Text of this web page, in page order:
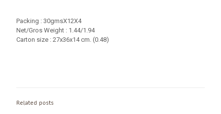
Packing : 30gmsX12X4
Net/Gros Weight : 1.44/1.94
Carton size : 27x36x14 cm. (0.48)
Related posts